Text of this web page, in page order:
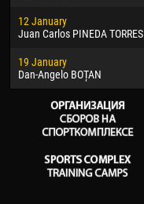
12 January
Juan Carlos PINEDA TORRES
19 January
Dan-Angelo BOȚAN